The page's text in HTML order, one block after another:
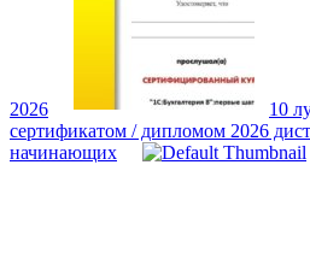
2026
10
сертификатом / дипломом 2026
начинающих